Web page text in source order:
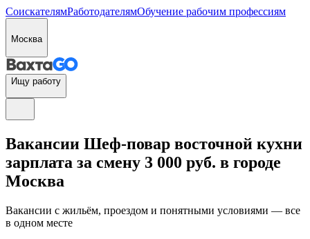
СоискателямРаботодателямОбучение рабочим профессиям
Москва
Ищу работу
Вакансии Шеф-повар восточной кухни
зарплата за смену 3 000 руб. в городе
Москва
Вакансии с жильём, проездом и понятными условиями — все
в одном месте